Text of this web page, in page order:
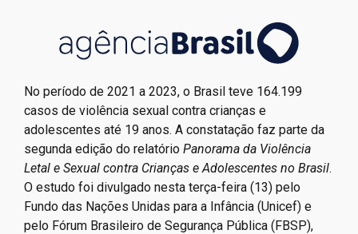
No período de 2021 a 2023, o Brasil teve 164.199
casos de violência sexual contra crianças e
adolescentes até 19 anos. A constatação faz parte da
segunda edição do relatório Panorama da Violência
Letal e Sexual contra Crianças e Adolescentes no Brasil.
O estudo foi divulgado nesta terça-feira (13) pelo
Fundo das Nações Unidas para a Infância (Unicef) e
pelo Fórum Brasileiro de Segurança Pública (FBSP),